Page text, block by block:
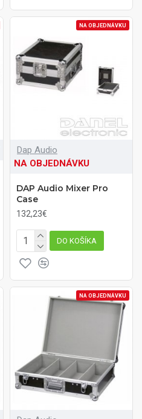
NA OBJEDNÁVKU
Dap Audio
NA OBJEDNÁVKU
DAP Audio Mixer Pro
Case
132,23€
DO KOŠÍKA
NA OBJEDNÁVKU